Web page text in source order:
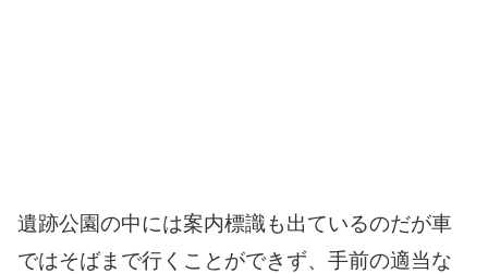
遺跡公園の中には案内標識も出ているのだが車
ではそばまで行くことができず、手前の適当な